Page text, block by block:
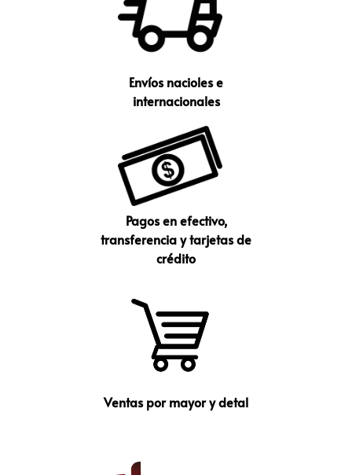
Envíos nacioles e
internacionales
Pagos en efectivo,
transferencia y tarjetas de
crédito
Ventas por mayor y detal